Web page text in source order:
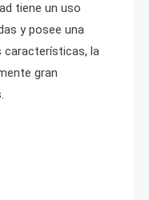
tiene un uso
y posee una
características, la
gran